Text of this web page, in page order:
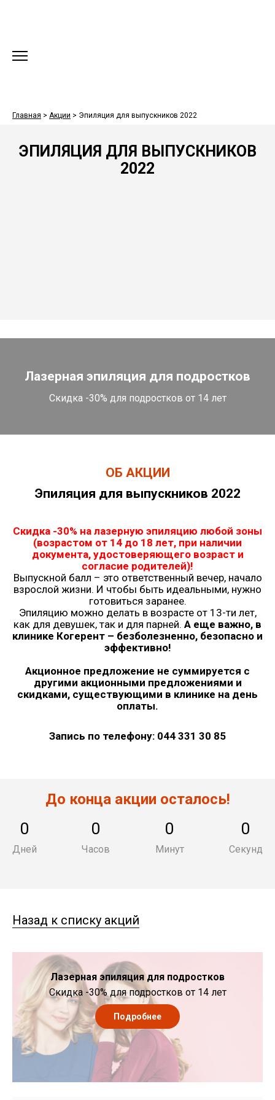
Главная > Акции > Эпиляция для выпускников 2022
ЭПИЛЯЦИЯ ДЛЯ ВЫПУСКНИКОВ
2022
Лазерная эпиляция для подростков
Скидка -30% для подростков от 14 лет
ОБ АКЦИИ
Эпиляция для выпускников 2022
Скидка -30% на лазерную эпиляцию любой зоны
(возрастом от 14 до 18 лет, при наличии
документа, удостоверяющего возраст и
согласие родителей)!
Выпускной балл – это ответственный вечер, начало
взрослой жизни. И чтобы быть идеальными, нужно
готовиться заранее.
Эпиляцию можно делать в возрасте от 13-ти лет,
как для девушек, так и для парней. А еще важно, в
клинике Когерент – безболезненно, безопасно и
эффективно!
Акционное предложение не суммируется с
другими акционными предложениями и
скидками, существующими в клинике на день
оплаты.
Запись по телефону: 044 331 30 85
До конца акции осталось!
0
Дней
0
Часов
0
Минут
0
Секунд
Назад к списку акций
Лазерная эпиляция для подростков
Скидка -30% для подростков от 14 лет
Подробнее